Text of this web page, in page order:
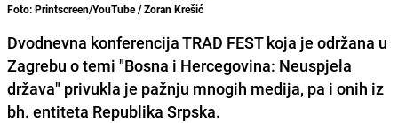
Foto: Printscreen/YouTube / Zoran Krešić
Dvodnevna konferencija TRAD FEST koja je održana u
Zagrebu o temi "Bosna i Hercegovina: Neuspjela
država" privukla je pažnju mnogih medija, pa i onih iz
bh. entiteta Republika Srpska.